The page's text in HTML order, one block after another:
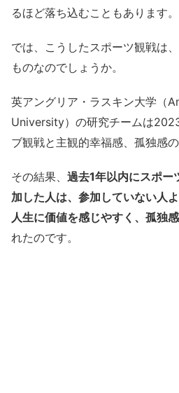
るほど落ち込むこともあります。
では、こうしたスポーツ観戦は
ものなのでしょうか。
英アングリア・ラスキン大学（
University）の研究チームは
ブ観戦と主観的幸福感、孤独感の
その結果、 過去1年以内にスポー
加した人は、参加していない人
人生に価値を感じやすく、孤独
れたのです。